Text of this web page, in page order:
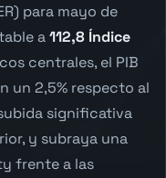
para mayo de
a112,8 Índice
centrales, el PIB
un 2,5% respecto al
significativa
y subraya una
frente a las